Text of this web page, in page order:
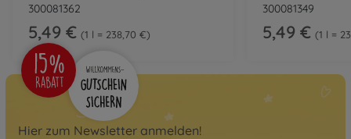
300081362
5,49 € 1 l = 238,70 €
300081349
5,49 € 1 l =
Hier zum Newsletter anmelden!